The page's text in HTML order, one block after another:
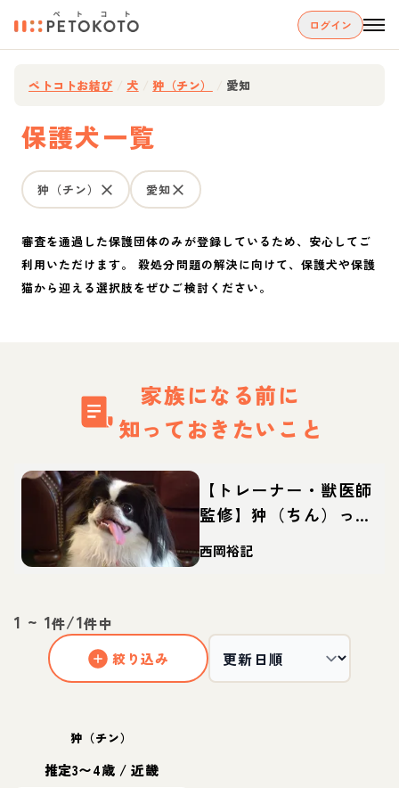
ログイン
ペトコトお結び 犬 狆（チン） 愛知
保護犬一覧
狆（チン） 愛知
審査を通過した保護団体のみが登録しているため、安心してご
利用いただけます。 殺処分問題の解決に向けて、保護犬や保護
猫から迎える選択肢をぜひご検討ください。
家族になる前に
知っておきたいこと
【トレーナー・獣医師
監修】狆（ちん）って
どんな犬？性格・特
徴・育て方・迎え方
西岡裕記
1 ~ 1件/1件中
絞り込み
狆（チン）
推定3〜4歳 /近畿